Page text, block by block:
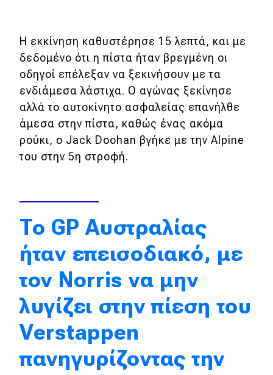
Νέα
Τεχνολογία
Mobility
Σταθμοί φόρτισης
Νέα
Παρουσιάσεις
DRIVE Away
MOTO
Μεταχειρισμένο
Οδηγός αγοράς
Η εκκίνηση καθυστέρησε 15 λεπτά, και με
δεδομένο ότι η πίστα ήταν βρεγμένη οι
οδηγοί επέλεξαν να ξεκινήσουν με τα
ενδιάμεσα λάστιχα. Ο αγώνας ξεκίνησε
αλλά το αυτοκίνητο ασφαλείας επανήλθε
άμεσα στην πίστα, καθώς ένας ακόμα
ρούκι, ο Jack Doohan βγήκε με την Alpine
του στην 5η στροφή.
To GP Αυστραλίας
ήταν επεισοδιακό, με
τον Norris να μην
λυγίζει στην πίεση του
Verstappen
πανηγυρίζοντας την